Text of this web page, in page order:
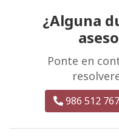
¿Alguna
Ponte en
986 512 767